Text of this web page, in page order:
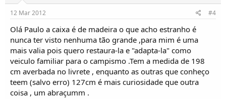
12 Mar 2012 #4
Olá Paulo a caixa é de madeira o que acho estranho é
nunca ter visto nenhuma tão grande ,para mim é uma
mais valia pois quero restaura-la e "adapta-la" como
veiculo familiar para o campismo .Tem a medida de 198
cm averbada no livrete , enquanto as outras que conheço
teem (salvo erro) 127cm é mais curiosidade que outra
coisa , um abraçumm .